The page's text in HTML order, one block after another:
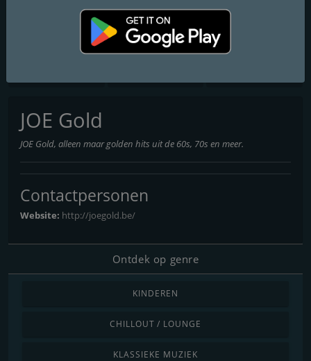
JOE Gold
JOE Gold, alleen maar golden hits uit de 60s, 70s en meer.
Contactpersonen
Website: http://joegold.be/
Ontdek op genre
KINDEREN
CHILLOUT / LOUNGE
KLASSIEKE MUZIEK